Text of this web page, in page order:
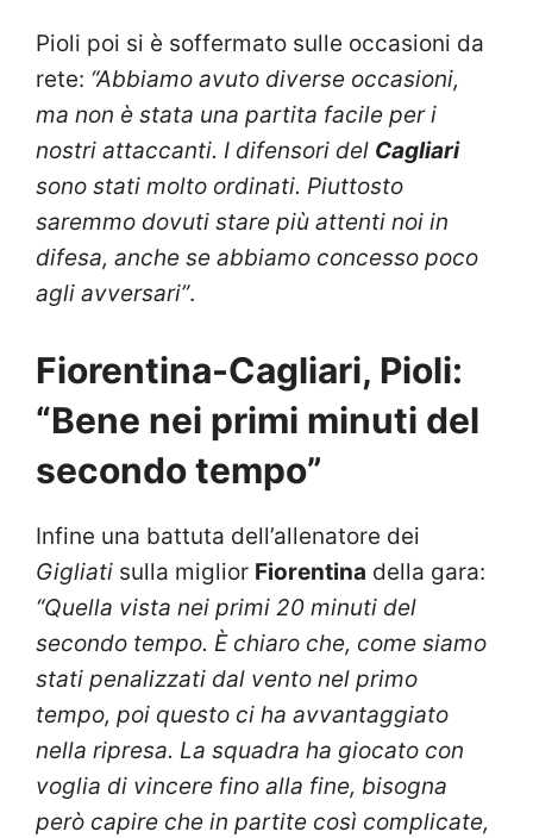
Pioli poi si è soffermato sulle occasioni da
rete: “Abbiamo avuto diverse occasioni,
ma non è stata una partita facile per i
nostri attaccanti. I difensori del Cagliari
sono stati molto ordinati. Piuttosto
saremmo dovuti stare più attenti noi in
difesa, anche se abbiamo concesso poco
agli avversari”.
Fiorentina-Cagliari, Pioli:
“Bene nei primi minuti del
secondo tempo”
Infine una battuta dell’allenatore dei
Gigliati sulla miglior Fiorentina della gara:
“Quella vista nei primi 20 minuti del
secondo tempo. È chiaro che, come siamo
stati penalizzati dal vento nel primo
tempo, poi questo ci ha avvantaggiato
nella ripresa. La squadra ha giocato con
voglia di vincere fino alla fine, bisogna
però capire che in partite così complicate,